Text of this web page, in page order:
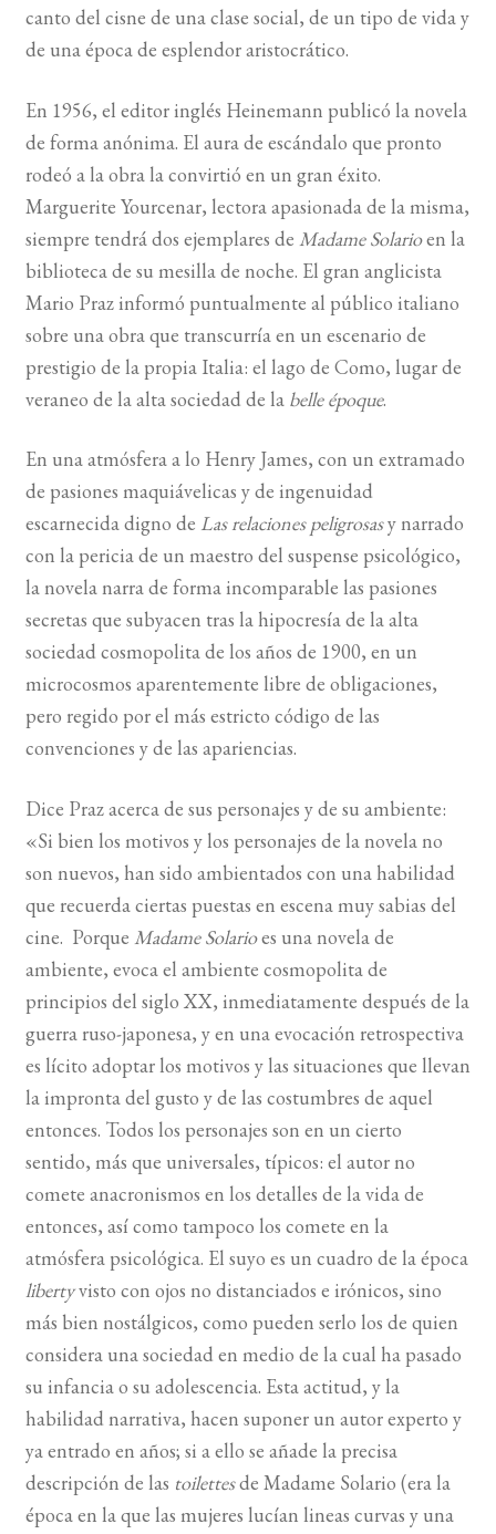
canto del cisne de una clase social, de un tipo de vida y
de una época de esplendor aristocrático.
En 1956, el editor inglés Heinemann publicó la novela
de forma anónima. El aura de escándalo que pronto
rodeó a la obra la convirtió en un gran éxito.
Marguerite Yourcenar, lectora apasionada de la misma,
siempre tendrá dos ejemplares de Madame Solarioen la
biblioteca de su mesilla de noche. El gran anglicista
Mario Praz informó puntualmente al público italiano
sobre una obra que transcurría en un escenario de
prestigio de la propia Italia: el lago de Como, lugar de
veraneo de la alta sociedad de la belle époque.
En una atmósfera a lo Henry James, con un extramado
de pasiones maquiávelicas y de ingenuidad
escarnecida digno de Las relaciones peligrosasy narrado
con la pericia de un maestro del suspense psicológico,
la novela narra de forma incomparable las pasiones
secretas que subyacen tras la hipocresía de la alta
sociedad cosmopolita de los años de 1900, en un
microcosmos aparentemente libre de obligaciones,
pero regido por el más estricto código de las
convenciones y de las apariencias.
Dice Praz acerca de sus personajes y de su ambiente:
«Si bien los motivos y los personajes de la novela no
son nuevos, han sido ambientados con una habilidad
que recuerda ciertas puestas en escena muy sabias del
cine. Porque Madame Solarioes una novela de
ambiente, evoca el ambiente cosmopolita de
principios del siglo XX, inmediatamente después de la
guerra ruso-japonesa, y en una evocación retrospectiva
es lícito adoptar los motivos y las situaciones que llevan
la impronta del gusto y de las costumbres de aquel
entonces. Todos los personajes son en un cierto
sentido, más que universales, típicos: el autor no
comete anacronismos en los detalles de la vida de
entonces, así como tampoco los comete en la
atmósfera psicológica. El suyo es un cuadro de la época
libertyvisto con ojos no distanciados e irónicos, sino
más bien nostálgicos, como pueden serlo los de quien
considera una sociedad en medio de la cual ha pasado
su infancia o su adolescencia. Esta actitud, y la
habilidad narrativa, hacen suponer un autor experto y
ya entrado en años; si a ello se añade la precisa
descripción de las toilettesde Madame Solario (era la
época en la que las mujeres lucían lineas curvas y una